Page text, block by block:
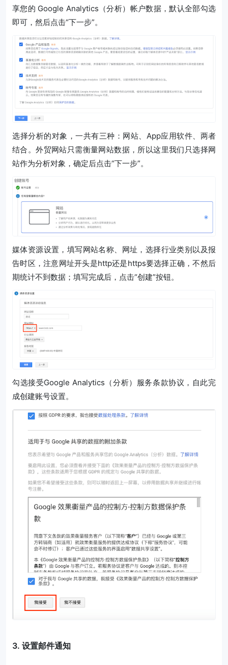
享您的 Google Analytics（分析）帐户数据，默认全部勾选
即可，然后点击“下一步”。
选择分析的对象，一共有三种：网站、App应用软件、两者
结合。外贸网站只需衡量网站数据，所以这里我们只选择网
站作为分析对象，确定后点击“下一步”。
媒体资源设置，填写网站名称、网址，选择行业类别以及报
告时区，注意网址开头是http还是https要选择正确，不然后
期统计不到数据；填写完成后，点击“创建”按钮。
勾选接受Google Analytics（分析）服务条款协议，自此完
成创建账号设置。
3. 设置邮件通知